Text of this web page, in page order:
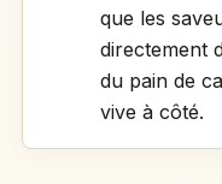
que les
directement
du pain de
vive à côté.